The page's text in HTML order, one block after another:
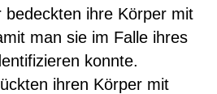
bedeckten ihre Körper mit
man sie im Falle ihres
konnte.
ihren Körper mit